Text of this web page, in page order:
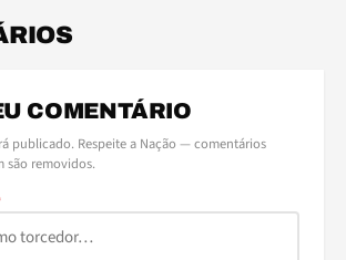
COMENTÁRIO
publicado. Respeite a Nação — comentários
são removidos.